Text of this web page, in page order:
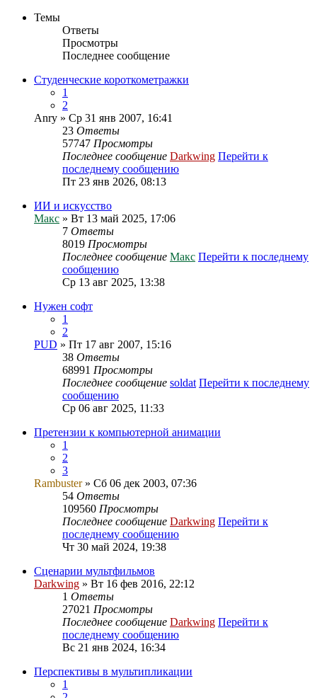
Темы
Ответы
Просмотры
Последнее сообщение
Студенческие короткометражки
1
2
Anry » Ср 31 янв 2007, 16:41
23 Ответы
57747 Просмотры
Последнее сообщение Darkwing Перейти к
последнему сообщению
Пт 23 янв 2026, 08:13
ИИ и искусство
Макс » Вт 13 май 2025, 17:06
7 Ответы
8019 Просмотры
Последнее сообщение Макс Перейти к последнему
сообщению
Ср 13 авг 2025, 13:38
Нужен софт
1
2
PUD » Пт 17 авг 2007, 15:16
38 Ответы
68991 Просмотры
Последнее сообщение soldat Перейти к последнему
сообщению
Ср 06 авг 2025, 11:33
Претензии к компьютерной анимации
1
2
3
Rambuster» Сб 06 дек 2003, 07:36
54 Ответы
109560 Просмотры
Последнее сообщение Darkwing Перейти к
последнему сообщению
Чт 30 май 2024, 19:38
Сценарии мультфильмов
Darkwing » Вт 16 фев 2016, 22:12
1 Ответы
27021 Просмотры
Последнее сообщение Darkwing Перейти к
последнему сообщению
Вс 21 янв 2024, 16:34
Перспективы в мультипликации
1